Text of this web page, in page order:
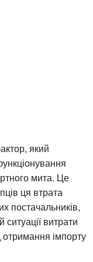
який
мита. Це
ця втрата
постачальників,
витрати
імпорту